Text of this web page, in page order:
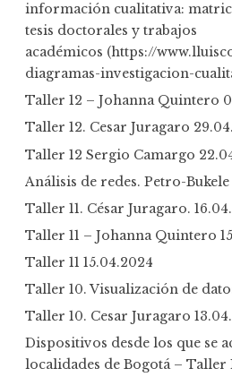
información cualitativa:
tesis doctorales y trabajos
académicos (https://
diagramas-investigacion-
Taller 12 – Johanna Quintero
Taller 12. Cesar Juragaro
Taller 12 Sergio Camargo
Análisis de redes. Petro-
Taller 11. César Juragaro.
Taller 11 – Johanna Quintero
Taller 11 15.04.2024
Taller 10. Visualización de
Taller 10. Cesar Juragaro
Dispositivos desde los que se
localidades de Bogotá – Taller